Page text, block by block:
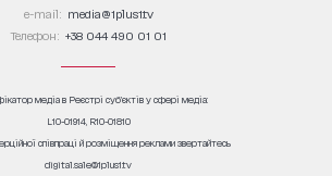
е-mail: media@1plus1.tv
Телефон: +38 044 490 01 01
медіа в Реєстрі суб’єктів у сфері медіа:
L10-01914, R10-01810
співпраці й розміщення реклами звертайтесь
digital.sale@1plus1.tv